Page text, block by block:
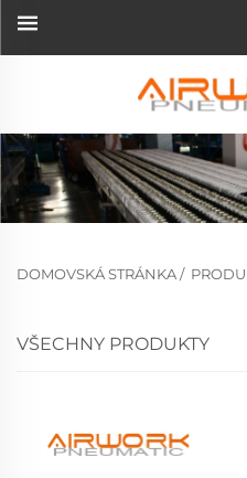
DOMOVSKÁ STRÁNKA/
VŠECHNY PRODUKTY